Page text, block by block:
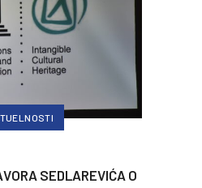
SEDLAREVIĆA O